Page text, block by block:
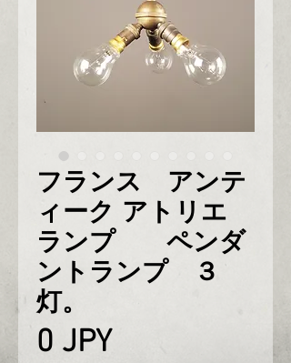
フランス アンテ
ィーク アトリエ
ランプ ペンダ
ントランプ ３
灯。
0 JPYPrix